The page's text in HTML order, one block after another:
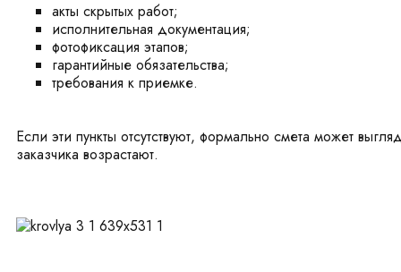
акты скрытых работ;
исполнительная документация;
фотофиксация этапов;
гарантийные обязательства;
требования к приемке.
Если эти пункты отсутствуют, формально смета может
заказчика возрастают.